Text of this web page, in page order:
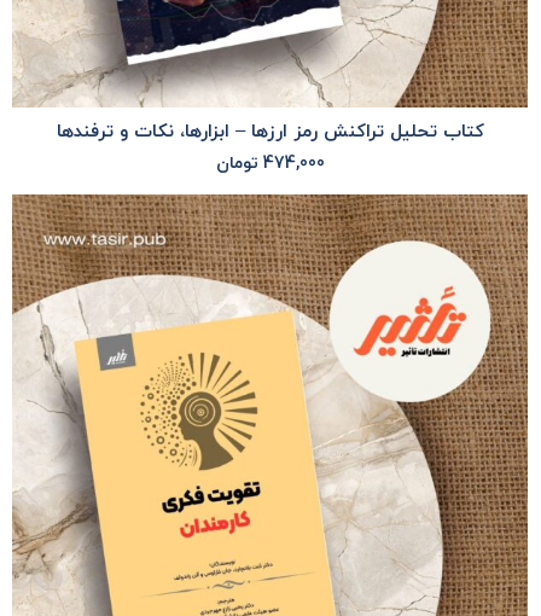
کتاب تحلیل تراکنش رمز ارزها – ابزارها، نکات و ترفندها
474,000 تومان